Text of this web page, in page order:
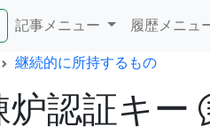
記事メニュー 履歴メニュ
継続的に所持するもの
認証キー